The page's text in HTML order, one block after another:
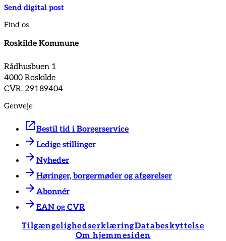
Send digital post
Find os
Roskilde Kommune
Rådhusbuen 1
4000 Roskilde
CVR. 29189404
Genveje
Bestil tid i Borgerservice
Ledige stillinger
Nyheder
Høringer, borgermøder og afgørelser
Abonnér
EAN og CVR
TilgængelighedserklæringDatabeskyttelse
Om hjemmesiden